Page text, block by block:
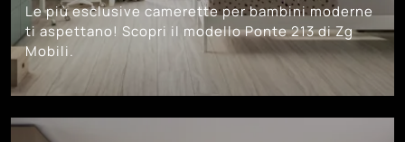
Le più esclusive camerette per bambini moderne
ti aspettano! Scopri il modello Ponte 213 di Zg
Mobili.